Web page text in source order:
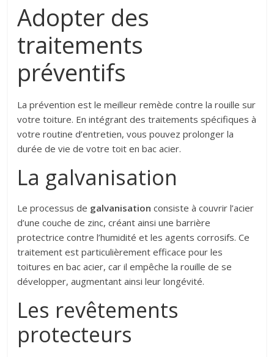
Adopter des
traitements
préventifs
La prévention est le meilleur remède contre la rouille sur
votre toiture. En intégrant des traitements spécifiques à
votre routine d’entretien, vous pouvez prolonger la
durée de vie de votre toit en bac acier.
La galvanisation
Le processus de galvanisation consiste à couvrir l’acier
d’une couche de zinc, créant ainsi une barrière
protectrice contre l’humidité et les agents corrosifs. Ce
traitement est particulièrement efficace pour les
toitures en bac acier, car il empêche la rouille de se
développer, augmentant ainsi leur longévité.
Les revêtements
protecteurs